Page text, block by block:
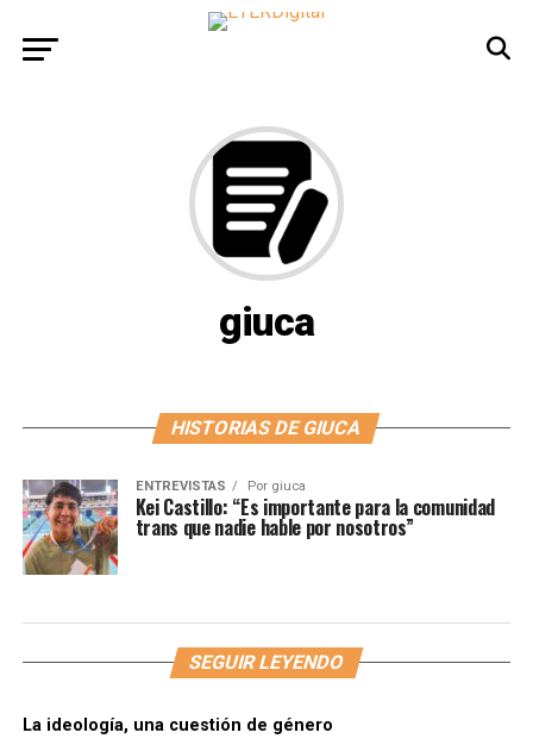
giuca
HISTORIAS DE GIUCA
ENTREVISTAS Por giuca
Kei Castillo: “Es importante para la comunidad
trans que nadie hable por nosotros”
SEGUIR LEYENDO
La ideología, una cuestión de género